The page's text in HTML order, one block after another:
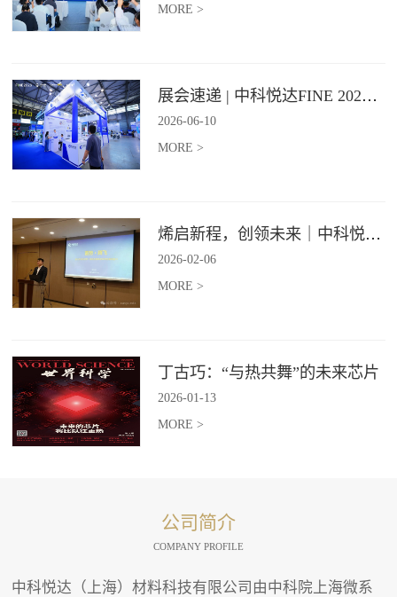
MORE >
展会速递 | 中科悦达FINE 2026 Day1精彩呈现
2026-06-10
MORE >
烯启新程，创领未来｜中科悦达2025年度总结表彰大会圆满召开！
2026-02-06
MORE >
丁古巧：“与热共舞”的未来芯片
2026-01-13
MORE >
公司简介
COMPANY PROFILE
中科悦达（上海）材料科技有限公司由中科院上海微系